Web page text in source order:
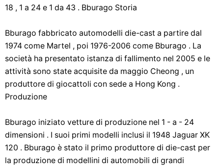
18 , 1 a 24 e 1 da 43 . Bburago Storia
Bburago fabbricato automodelli die-cast a partire dal
1974 come Martel , poi 1976-2006 come Bburago . La
società ha presentato istanza di fallimento nel 2005 e le
attività sono state acquisite da maggio Cheong , un
produttore di giocattoli con sede a Hong Kong .
Produzione
Bburago iniziato vetture di produzione nel 1 - a - 24
dimensioni . I suoi primi modelli inclusi il 1948 Jaguar XK
120 . Bburago è stato il primo produttore di die-cast per
la produzione di modellini di automobili di grandi